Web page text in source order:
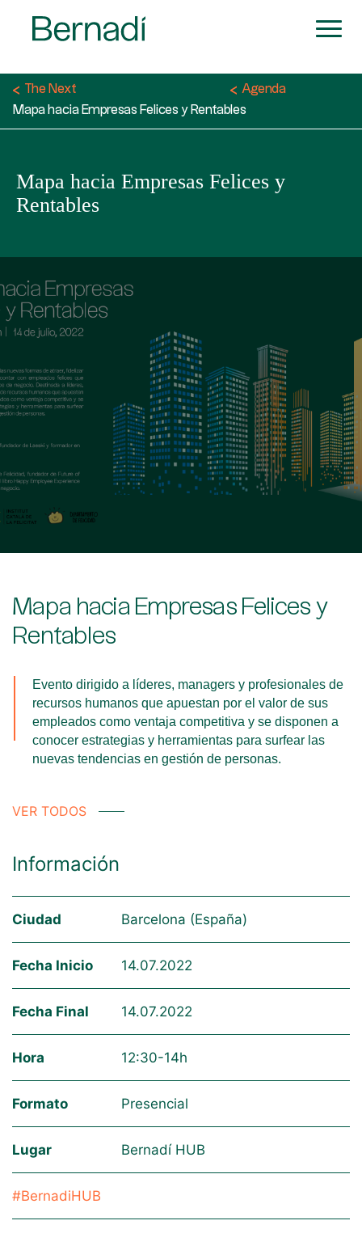
The Next
Agenda
Mapa hacia Empresas Felices y Rentables
Mapa hacia Empresas Felices y
Rentables
Mapa hacia Empresas Felices y
Rentables
Evento dirigido a líderes, managers y profesionales de
recursos humanos que apuestan por el valor de sus
empleados como ventaja competitiva y se disponen a
conocer estrategias y herramientas para surfear las
nuevas tendencias en gestión de personas.
VER TODOS
Información
Ciudad Barcelona (España)
Fecha Inicio 14.07.2022
Fecha Final 14.07.2022
Hora 12:30-14h
Formato Presencial
Lugar Bernadí HUB
#BernadiHUB